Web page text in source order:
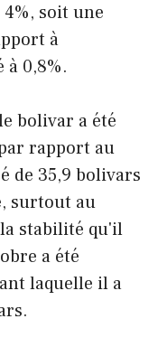
soit une
à
à 0,8%.
bolivar a été
rapport au
de 35,9 bolivars
surtout au
stabilité qu'il
a été
laquelle il a